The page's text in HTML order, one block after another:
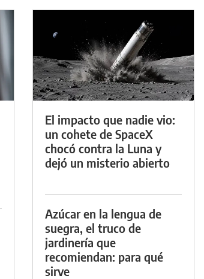
El impacto que nadie vio:
un cohete de SpaceX
chocó contra la Luna y
dejó un misterio abierto
Azúcar en la lengua de
suegra, el truco de
jardinería que
recomiendan: para qué
sirve